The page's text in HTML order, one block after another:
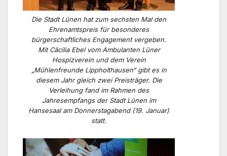
Die Stadt Lünen hat zum sechsten Mal den
Ehrenamtspreis für besonderes
bürgerschaftliches Engagement vergeben.
Mit Cäcilia Ebel vom Ambulanten Lüner
Hospizverein und dem Verein
„Mühlenfreunde Lippholthausen“ gibt es in
diesem Jahr gleich zwei Preisträger. Die
Verleihung fand im Rahmen des
Jahresempfangs der Stadt Lünen im
Hansesaal am Donnerstagabend (19. Januar)
statt.